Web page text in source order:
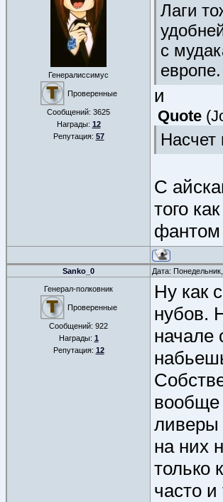
Генералиссимус
Проверенные
Сообщений: 3625
Награды: 12
Репутация: 57
Лаги
с
европе.
и
Quote (
Насчет
С
того
фантом
Sanko_0 Дата:
Генерал-полковник
Проверенные
Сообщений: 922
Награды: 1
Репутация: 12
Ну как
нубов.
начале
вообще
ливеры
на них
только
часто